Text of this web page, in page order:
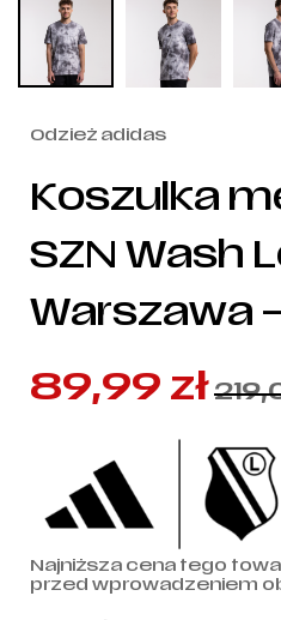
Odzież adidas
Koszulka
SZN Wash
Warszawa
89,99 zł
Najniższa cena tego
przed wprowadzeniem